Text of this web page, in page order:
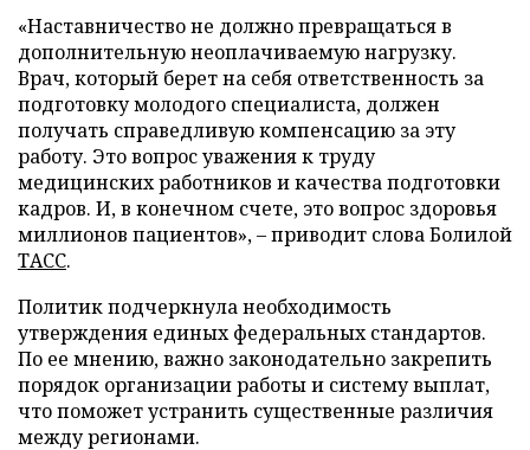
«Наставничество не должно превращаться в
дополнительную неоплачиваемую нагрузку.
Врач, который берет на себя ответственность за
подготовку молодого специалиста, должен
получать справедливую компенсацию за эту
работу. Это вопрос уважения к труду
медицинских работников и качества подготовки
кадров. И, в конечном счете, это вопрос здоровья
миллионов пациентов», – приводит слова Болилой
ТАСС.
Политик подчеркнула необходимость
утверждения единых федеральных стандартов.
По ее мнению, важно законодательно закрепить
порядок организации работы и систему выплат,
что поможет устранить существенные различия
между регионами.